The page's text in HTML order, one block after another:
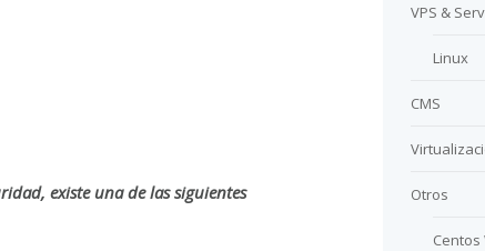
existe una de las siguientes
VPS &
Linux
CMS
Otros
Centos